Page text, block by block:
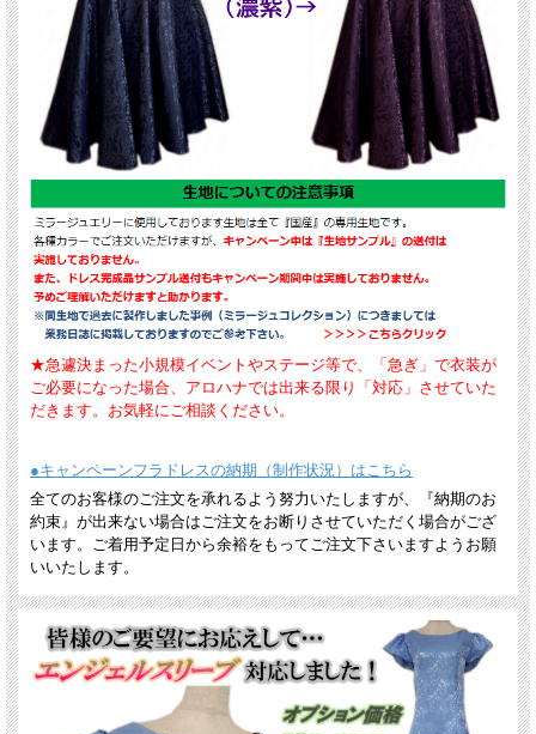
★急遽決まった小規模イベントやステージ等で、「急ぎ」で衣装が
ご必要になった場合、アロハナでは出来る限り「対応」させていた
だきます。お気軽にご相談ください。
●キャンペーンフラドレスの納期（制作状況）はこちら
全てのお客様のご注文を承れるよう努力いたしますが、『納期のお
約束』が出来ない場合はご注文をお断りさせていただく場合がござ
います。ご着用予定日から余裕をもってご注文下さいますようお願
いいたします。